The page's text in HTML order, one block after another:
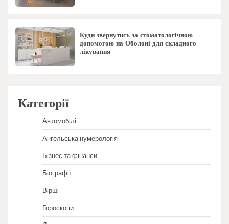
Куди звернутись за стоматологічною
допомогою на Оболоні для складного
лікування
Категорії
Автомобілі
Ангельська нумерологія
Бізнес та фінанси
Біографії
Вірші
Гороскопи